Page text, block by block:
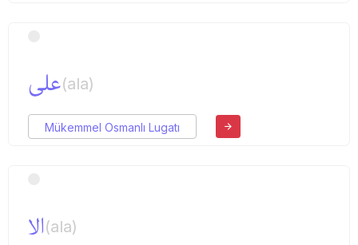
علی(ala)
Mükemmel Osmanlı Lugatı
الا(ala)